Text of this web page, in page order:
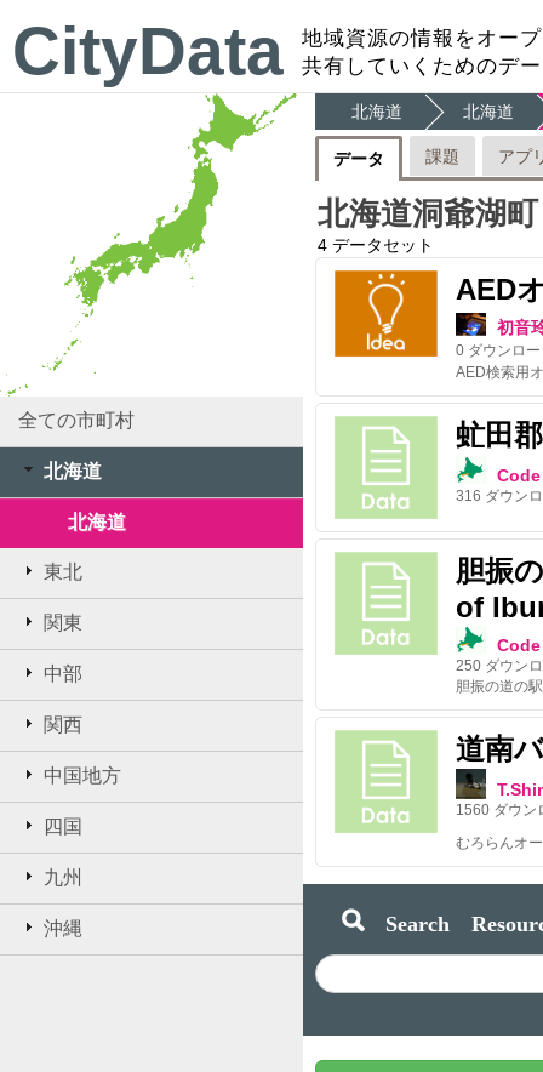
CityData
地域資源の情報をオー
共有していくためのデ
全ての市町村
北海道
北海道
東北
関東
中部
関西
中国地方
四国
九州
沖縄
北海道 北海道
データ 課題 アプ
北海道洞爺湖町
4 データセット
AED
初音
0 ダウンロ
AED検索用
虻田
316 ダウン
胆振
of
250 ダウン
胆振の道の
道南
1560 ダウン
Search